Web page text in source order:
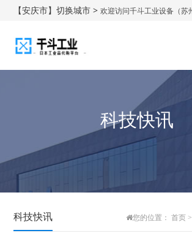
【安庆市】切换城市 >欢迎访问千斗工业设备（苏
科技快讯
科技快讯 您的位置： 首页>